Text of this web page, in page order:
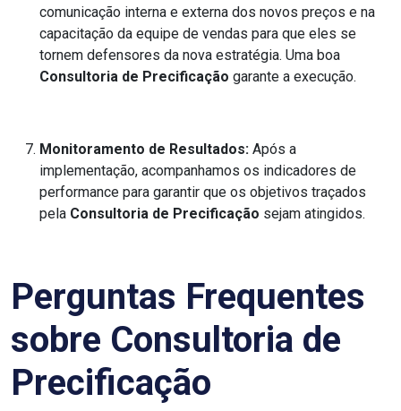
comunicação interna e externa dos novos preços e na
capacitação da equipe de vendas para que eles se
tornem defensores da nova estratégia. Uma boa
Consultoria de Precificação garante a execução.
Monitoramento de Resultados: Após a
implementação, acompanhamos os indicadores de
performance para garantir que os objetivos traçados
pela Consultoria de Precificação sejam atingidos.
Perguntas Frequentes
sobre Consultoria de
Precificação